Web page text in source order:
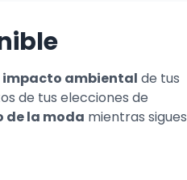
impacto ambiental de tus
de tus elecciones de
de la moda mientras sigues